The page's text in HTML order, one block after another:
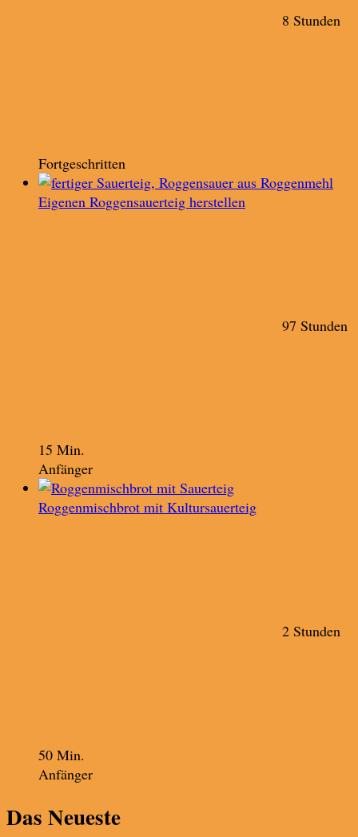
8 Stunden
Fortgeschritten
Eigenen Roggensauerteig herstellen
97 Stunden
15 Min.
Anfänger
Roggenmischbrot mit Kultursauerteig
2 Stunden
50 Min.
Anfänger
Das Neueste